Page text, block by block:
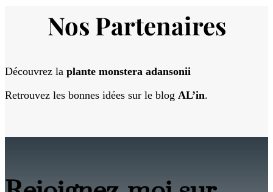
Nos Partenaires
Découvrez la plante monstera adansonii
Retrouvez les bonnes idées sur le blog AL’in.